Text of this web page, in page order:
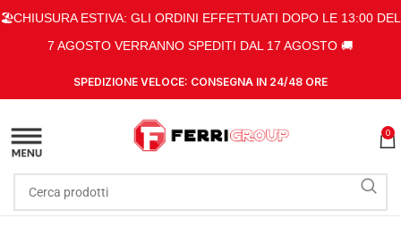
🏖️CHIUSURA ESTIVA: GLI ORDINI EFFETTUATI DOPO LE 13:00 DEL
7 AGOSTO VERRANNO SPEDITI DAL 17 AGOSTO 🚚
SPEDIZIONE VELOCE: CONSEGNA IN 24/48 ORE
0